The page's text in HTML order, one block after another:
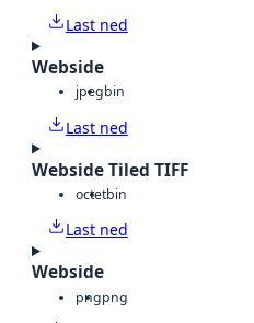
Last ned
Webside
jpegbin
Last ned
Webside Tiled TIFF
octetbin
Last ned
Webside
pngpng